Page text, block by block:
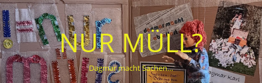
NUR MÜLL?
Dagmar macht Sachen…